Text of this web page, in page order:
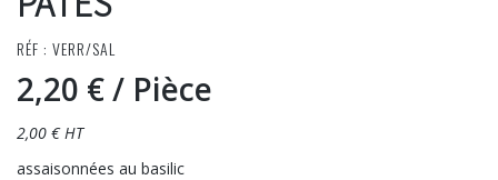
RÉF : VERR/SAL
2,20 €/ Pièce
2,00 € HT
assaisonnées au basilic